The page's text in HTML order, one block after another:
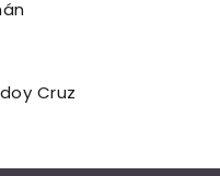
Cruz